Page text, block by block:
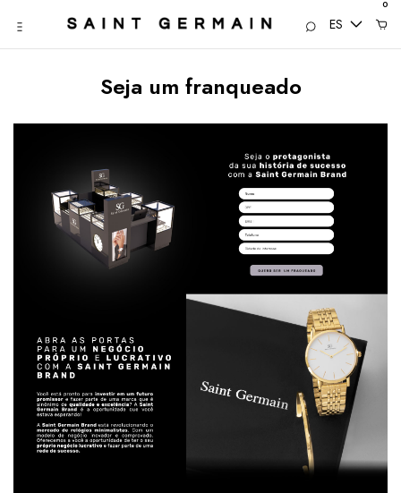
ES
0
Seja um franqueado